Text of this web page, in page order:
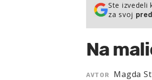
Ste izvedeli
za svoj
Na
AVTOR Magda